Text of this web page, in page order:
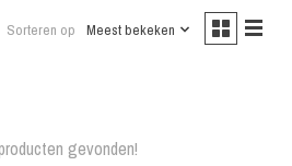
Sorteren op Meest bekeken
gevonden!